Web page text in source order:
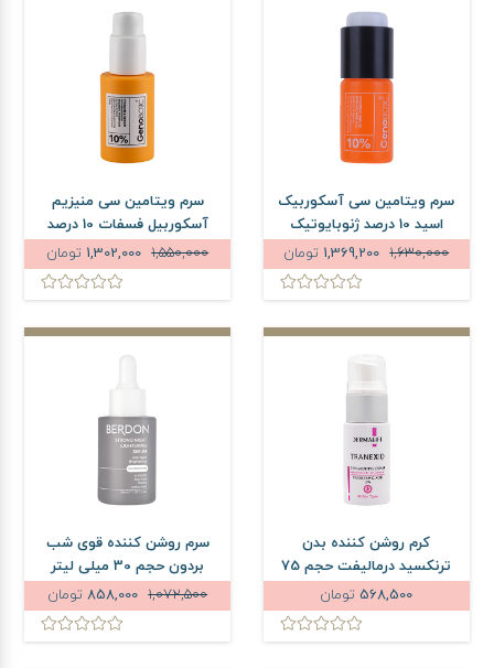
سرم ویتامین سی آسکوربیک
اسید 10 درصد ژنوبایوتیک
حجم 12 میلی لیتر
1,630,000 تومان
سرم ویتامین سی منیزیم
آسکوربیل فسفات 10 درصد
ژنوبایوتیک حجم 30 میلی
لیتر
1,550,000 تومان
کرم روشن کننده بدن
ترنکسید درمالیفت حجم 75
میلی لیتر
568,500 تومان
سرم روشن کننده قوی شب
بردون حجم 30 میلی لیتر
1,072,500
تومان